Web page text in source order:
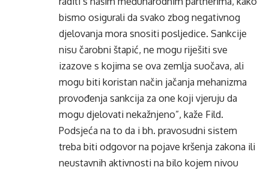
bis­mo osigurali da svako zbog negativnog
djelova­nja mora snositi posljedi­ce. Sankcije
nisu čarobni štapić, ne mogu riješiti sve
izazove s kojima se ova zemlja suočava, ali
mogu biti koristan način jačanja mehanizma
provođenja sankcija za one koji vjeru­ju da
mogu djelovati ne­kažnjeno”, kaže Fild.
Podsjeća na to da i bh. pravosudni sistem
treba biti odgovor na pojave kršenja zakona ili
neustavnih aktiv­nosti na bilo kojem nivou